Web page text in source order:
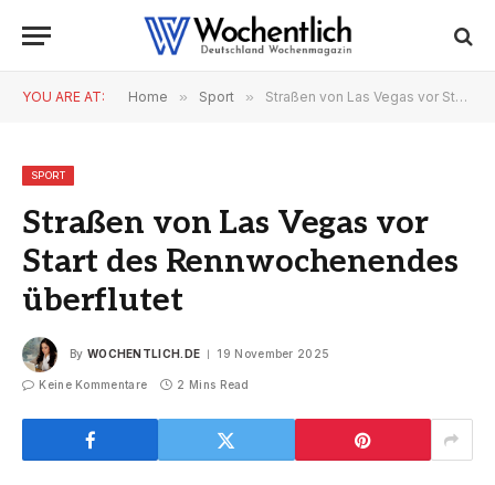
YOU ARE AT: Home » Sport » Straßen von Las Vegas vor Start des Rennwochenendes überflutet
SPORT
Straßen von Las Vegas vor
Start des Rennwochenendes
überflutet
By WOCHENTLICH.DE 19 November 2025
Keine Kommentare 2 Mins Read